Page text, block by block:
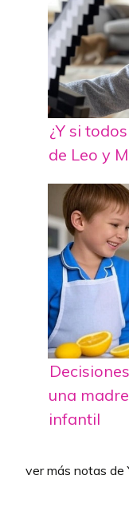
¿Y si
de Leo y
una
infantil
ver más notas de